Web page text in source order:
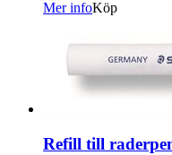
Mer infoKöp
Refill till